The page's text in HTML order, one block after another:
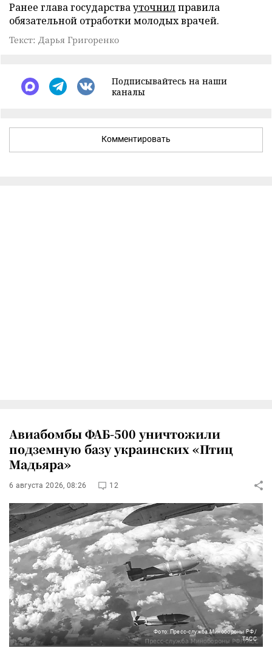
Ранее глава государствауточнилправила
обязательной отработки молодых врачей.
Текст: Дарья Григоренко
Подписывайтесь на наши
каналы
Комментировать
Авиабомбы ФАБ-500 уничтожили
подземную базу украинских «Птиц
Мадьяра»
6 августа 2026, 08:26 12
Фото: Пресс-служба Минобороны РФ/
ТАСС